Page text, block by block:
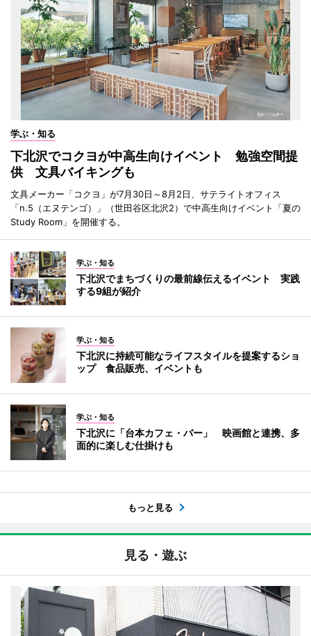
学ぶ・知る
下北沢でコクヨが中高生向けイベント 勉強空間提
供 文具バイキングも
文具メーカー「コクヨ」が7月30日～8月2日、サテライトオフィス
「n.5（エヌテンゴ）」（世田谷区北沢2）で中高生向けイベント「夏の
Study Room」を開催する。
学ぶ・知る
下北沢でまちづくりの最前線伝えるイベント 実践
する9組が紹介
学ぶ・知る
下北沢に持続可能なライフスタイルを提案するショ
ップ 食品販売、イベントも
学ぶ・知る
下北沢に「台本カフェ・バー」 映画館と連携、多
面的に楽しむ仕掛けも
もっと見る
見る・遊ぶ